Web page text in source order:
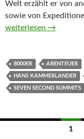
Welt erzählt er von
sowie von
Am seidenen Faden.
weiterlesen →
8000ER ABENTEUER
HANS KAMMERLANDER
SEVEN SECOND SUMMITS
1